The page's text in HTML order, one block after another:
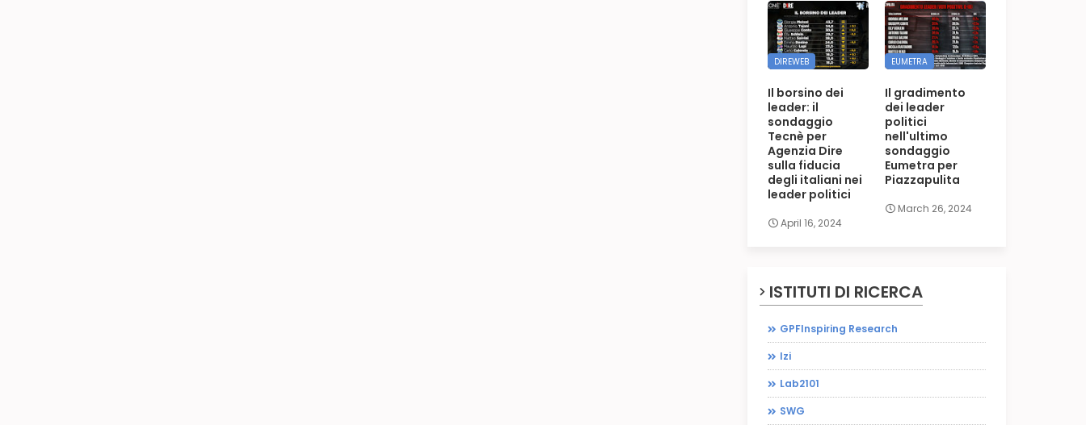
DIREWEB
Il borsino dei
leader: il
sondaggio
Tecnè per
Agenzia Dire
sulla fiducia
degli italiani nei
leader politici
April 16, 2024
EUMETRA
Il gradimento
dei leader
politici
nell'ultimo
sondaggio
Eumetra per
Piazzapulita
March 26, 2024
ISTITUTI DI RICERCA
GPFInspiring Research
Izi
Lab2101
SWG